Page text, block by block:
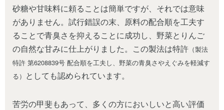
砂糖や甘味料に頼ることは簡単ですが、それでは意味
がありません。試行錯誤の末、原料の配合順を工夫す
ることで青臭さを抑えることに成功し、野菜とりんご
の自然な甘みに仕上がりました。この製法は特許 （製法
特許 第6208839号 配合順を工夫し、野菜の青臭さやえぐみを軽減す
る） としても認められています。
苦労の甲斐もあって、多くの方においしいと高い評価